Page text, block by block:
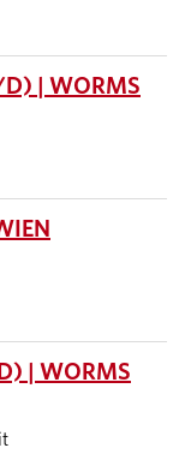
| WORMS
| WORMS